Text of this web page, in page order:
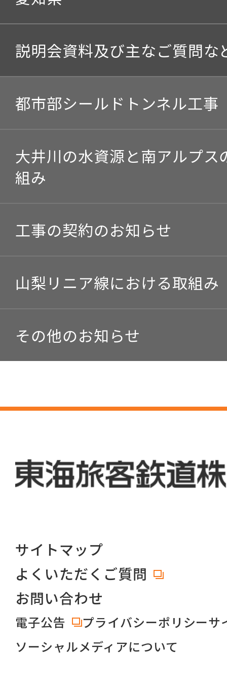
説明会資料及び主なご質問な
都市部シールドトンネル工事
大井川の水資源と南アルプス
組み
工事の契約のお知らせ
山梨リニア線における取組み
その他のお知らせ
サイトマップ
よくいただくご質問
お問い合わせ
電子公告 プライバシーポリシーサ
ソーシャルメディアについて